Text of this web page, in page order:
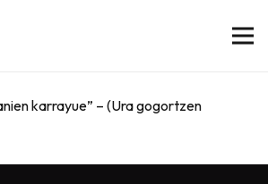
karrayue” – (Ura gogortzen